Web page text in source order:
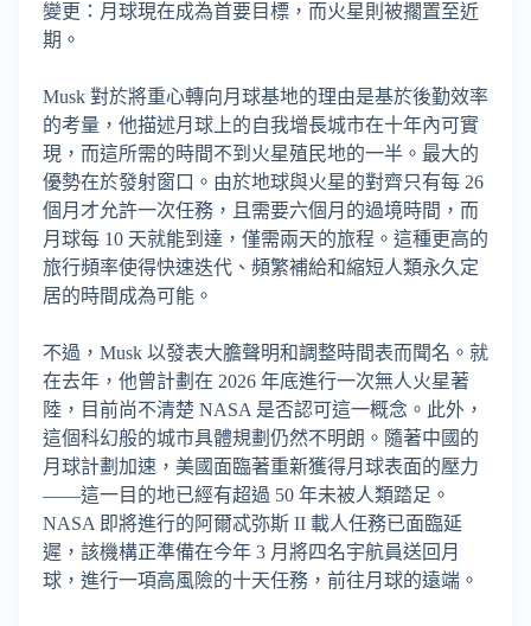
變更：月球現在成為首要目標，而火星則被擱置至近
期。
Musk 對於將重心轉向月球基地的理由是基於後勤效率
的考量，他描述月球上的自我增長城市在十年內可實
現，而這所需的時間不到火星殖民地的一半。最大的
優勢在於發射窗口。由於地球與火星的對齊只有每 26
個月才允許一次任務，且需要六個月的過境時間，而
月球每 10 天就能到達，僅需兩天的旅程。這種更高的
旅行頻率使得快速迭代、頻繁補給和縮短人類永久定
居的時間成為可能。
不過，Musk 以發表大膽聲明和調整時間表而聞名。就
在去年，他曾計劃在 2026 年底進行一次無人火星著
陸，目前尚不清楚 NASA 是否認可這一概念。此外，
這個科幻般的城市具體規劃仍然不明朗。隨著中國的
月球計劃加速，美國面臨著重新獲得月球表面的壓力
——這一目的地已經有超過 50 年未被人類踏足。
NASA 即將進行的阿爾忒弥斯 II 載人任務已面臨延
遲，該機構正準備在今年 3 月將四名宇航員送回月
球，進行一項高風險的十天任務，前往月球的遠端。